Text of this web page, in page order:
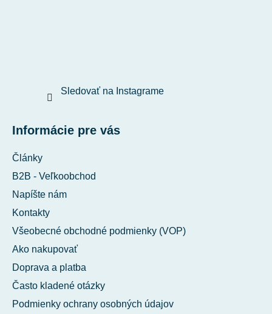
Sledovať na Instagrame
Informácie pre vás
Články
B2B - Veľkoobchod
Napíšte nám
Kontakty
Všeobecné obchodné podmienky (VOP)
Ako nakupovať
Doprava a platba
Často kladené otázky
Podmienky ochrany osobných údajov